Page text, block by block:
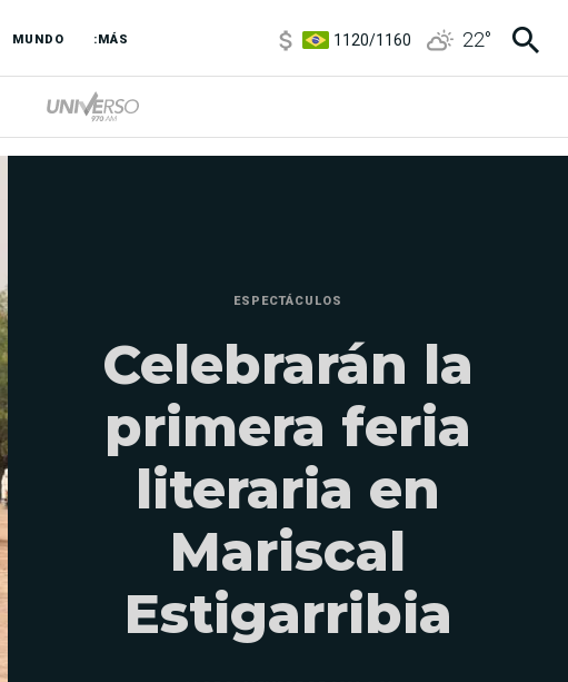
MUNDO :MÁS
3,6/3,9
22°
ESPECTÁCULOS
Celebrarán la
primera feria
literaria en
Mariscal
Estigarribia